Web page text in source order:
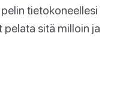
tietokoneellesi
sitä milloin ja